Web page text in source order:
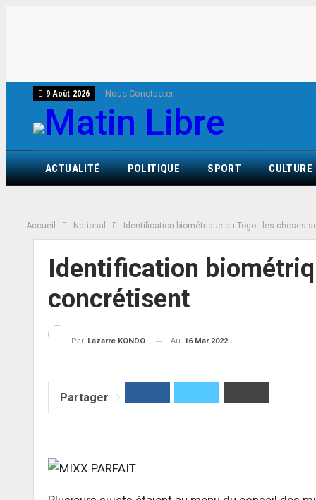
9 Août 2026 Nous Conctacter
ACTUALITÉ POLITIQUE SPORT CULTURE
Accueil National Identification biométrique au Togo : les choses
Identification
concrétisent
Par Lazarre KONDO Au 16 Mar 2022
Partager